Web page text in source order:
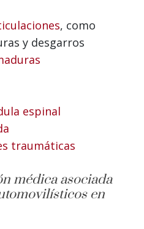
, como
y desgarros
espinal
traumáticas
médica asociada
en